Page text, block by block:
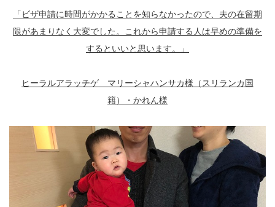
「ビザ申請に時間がかかることを知らなかったので、夫の在留期
限があまりなく大変でした。これから申請する人は早めの準備を
するといいと思います。」
ヒーラルアラッチゲ マリーシャハンサカ様（スリランカ国
籍）・かれん様